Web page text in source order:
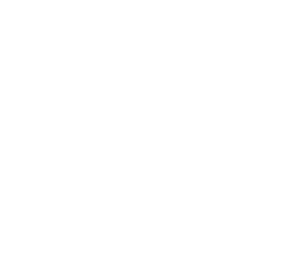
Clase magistral
La nueva cita de este
la entidad de La Rosaleda,
números para adaptarse a
temporadas si sale
para ser sede del Mundial